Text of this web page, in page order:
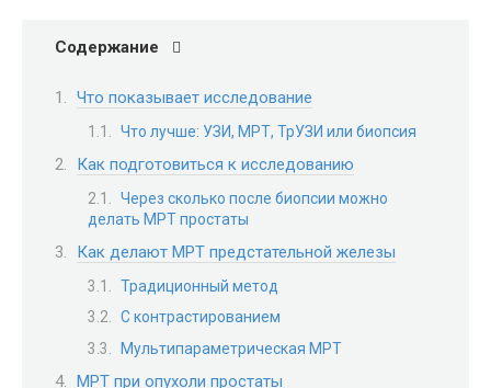
Содержание
Что показывает исследование
Что лучше: УЗИ, МРТ, ТрУЗИ или биопсия
Как подготовиться к исследованию
Через сколько после биопсии можно
делать МРТ простаты
Как делают МРТ предстательной железы
Традиционный метод
С контрастированием
Мультипараметрическая МРТ
МРТ при опухоли простаты